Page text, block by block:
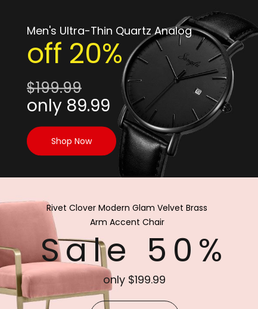
Men's Ultra-Thin Quartz Analog
off 20%
$199.99
only 89.99
Shop Now
Rivet Clover Modern Glam Velvet Brass
Arm Accent Chair
Sale 50%
only $199.99